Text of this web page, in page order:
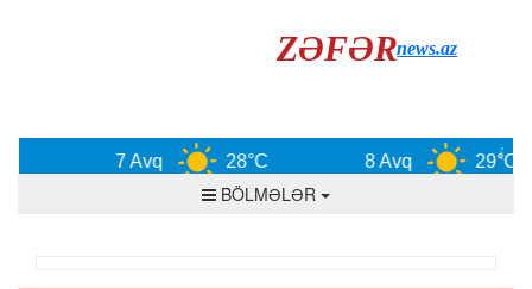
ZƏFƏRnews.az
7 Avq 28°C 8 Avq 29°C
BÖLMƏLƏR